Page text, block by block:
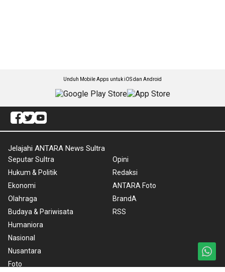
Unduh Mobile Apps untuk iOS dan Android
Jelajahi ANTARA News Sultra
Seputar Sultra
Hukum & Politik
Ekonomi
Olahraga
Budaya & Pariwisata
Humaniora
Nasional
Nusantara
Foto
Opini
Redaksi
ANTARA Foto
BrandA
RSS